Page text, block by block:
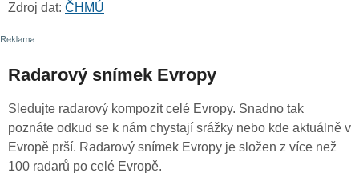
Zdroj dat: ČHMÚ
Radarový snímek Evropy
Sledujte radarový kompozit celé Evropy. Snadno tak
poznáte odkud se k nám chystají srážky nebo kde aktuálně v
Evropě prší. Radarový snímek Evropy je složen z více než
100 radarů po celé Evropě.